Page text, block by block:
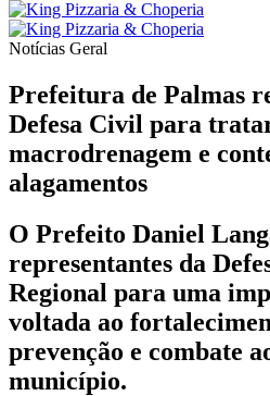
Notícias Geral
Prefeitura de Palmas
Defesa Civil para
macrodrenagem e
alagamentos
O Prefeito Daniel
representantes da
Regional para uma
voltada ao
prevenção e combate
município.